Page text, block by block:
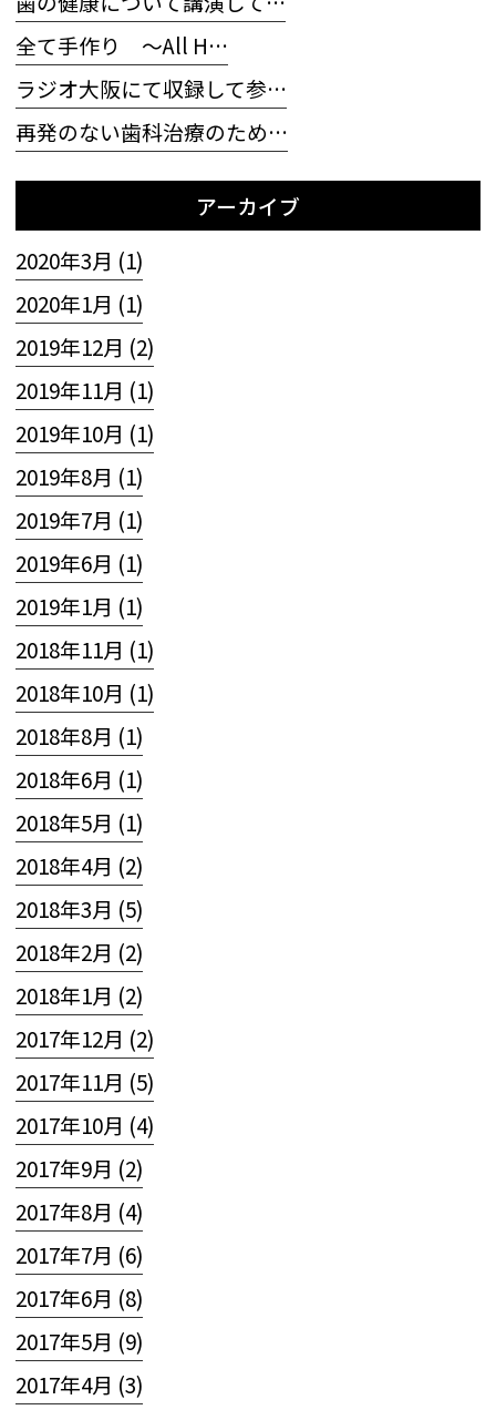
全て手作り 〜All H…
ラジオ大阪にて収録して参…
再発のない歯科治療のため…
アーカイブ
2020年3月 (1)
2020年1月 (1)
2019年12月 (2)
2019年11月 (1)
2019年10月 (1)
2019年8月 (1)
2019年7月 (1)
2019年6月 (1)
2019年1月 (1)
2018年11月 (1)
2018年10月 (1)
2018年8月 (1)
2018年6月 (1)
2018年5月 (1)
2018年4月 (2)
2018年3月 (5)
2018年2月 (2)
2018年1月 (2)
2017年12月 (2)
2017年11月 (5)
2017年10月 (4)
2017年9月 (2)
2017年8月 (4)
2017年7月 (6)
2017年6月 (8)
2017年5月 (9)
2017年4月 (3)